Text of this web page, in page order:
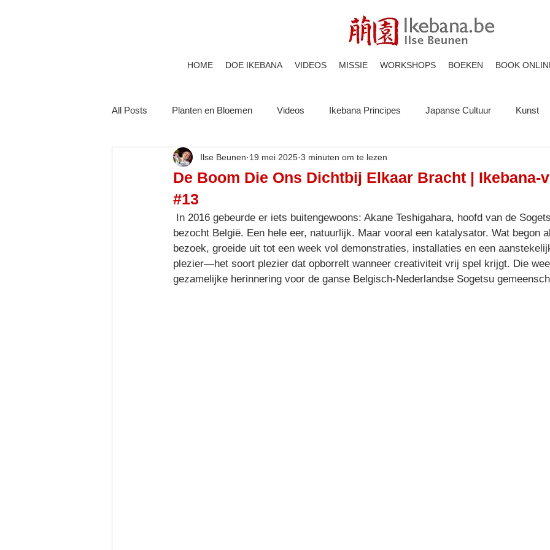
HOME DOE IKEBANA VIDEOS MISSIE WORKSHOPS BOEKEN BOOK
All Posts Planten en Bloemen Videos Ikebana Principes Japanse Cultuur Kunst
De Boom Die Ons Dichtbij Elkaar Bracht | Ikebana-
#13
Ilse Beunen 19 mei 2025 3 minuten om te lezen
bezocht België. Een hele eer, natuurlijk. Maar vooral een katalysator. Wat begon
bezoek, groeide uit tot een week vol demonstraties, installaties en een
plezier—het soort plezier dat opborrelt wanneer creativiteit vrij spel krijgt. Die
gezamelijke herinnering voor de ganse Belgisch-Nederlandse Sogetsu